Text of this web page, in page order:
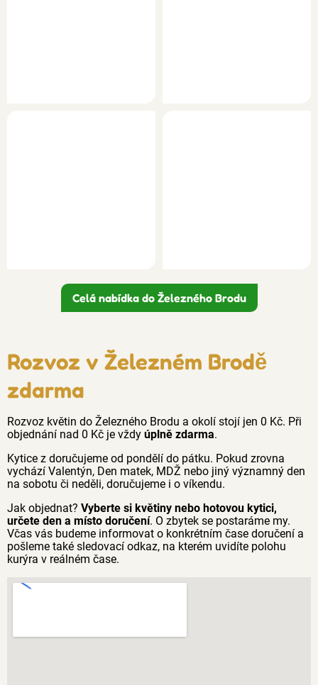
Celá nabídka do Železného Brodu
Rozvoz v Železném Brodě
zdarma
Rozvoz květin do Železného Brodu a okolí stojí jen 0 Kč. Při
objednání nad 0 Kč je vždy úplně zdarma.
Kytice z doručujeme od pondělí do pátku. Pokud zrovna
vychází Valentýn, Den matek, MDŽ nebo jiný významný den
na sobotu či neděli, doručujeme i o víkendu.
Jak objednat? Vyberte si květiny nebo hotovou kytici,
určete den a místo doručení. O zbytek se postaráme my.
Včas vás budeme informovat o konkrétním čase doručení a
pošleme také sledovací odkaz, na kterém uvidíte polohu
kurýra v reálném čase.